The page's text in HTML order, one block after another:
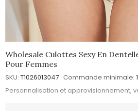
Wholesale Culottes Sexy En
Pour Femmes
SKU: T1026013047 Commande minimale: 1
Personnalisation et approvisionnement,